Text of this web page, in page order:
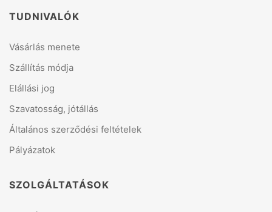
TUDNIVALÓK
Vásárlás menete
Szállítás módja
Elállási jog
Szavatosság, jótállás
Általános szerződési feltételek
Pályázatok
SZOLGÁLTATÁSOK